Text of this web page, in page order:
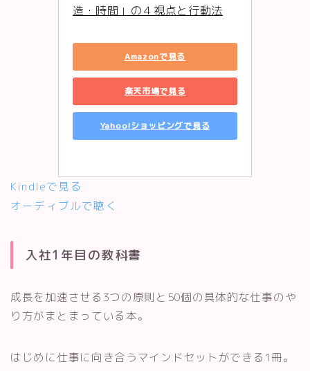
造・時間」の４視点と行動法
Amazonで見る
楽天市場で見る
Yahoo!ショッピングで見る
Kindleで見る
オーディブルで聴く
入社1年目の教科書
成長を加速させる3つの原則と50個の具体的な仕事のや
り方がまとまっている本。
はじめに仕事に向き合うマインドセットができる1冊。